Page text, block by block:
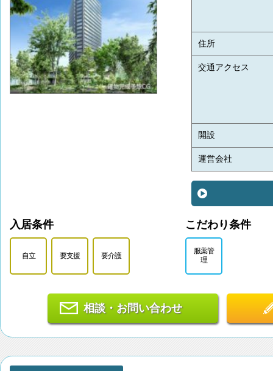
住所
交通アクセス
開設
運営会社
入居条件
自立 要支援 要介護
こだわり条件
服薬管
理
相談・お問い合わせ